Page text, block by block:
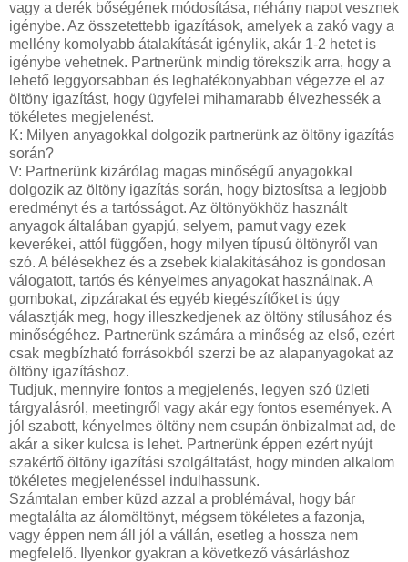
vagy a derék bőségének módosítása, néhány napot vesznek
igénybe. Az összetettebb igazítások, amelyek a zakó vagy a
mellény komolyabb átalakítását igénylik, akár 1-2 hetet is
igénybe vehetnek. Partnerünk mindig törekszik arra, hogy a
lehető leggyorsabban és leghatékonyabban végezze el az
öltöny igazítást, hogy ügyfelei mihamarabb élvezhessék a
tökéletes megjelenést.
K: Milyen anyagokkal dolgozik partnerünk az öltöny igazítás
során?
V: Partnerünk kizárólag magas minőségű anyagokkal
dolgozik az öltöny igazítás során, hogy biztosítsa a legjobb
eredményt és a tartósságot. Az öltönyökhöz használt
anyagok általában gyapjú, selyem, pamut vagy ezek
keverékei, attól függően, hogy milyen típusú öltönyről van
szó. A bélésekhez és a zsebek kialakításához is gondosan
válogatott, tartós és kényelmes anyagokat használnak. A
gombokat, zipzárakat és egyéb kiegészítőket is úgy
választják meg, hogy illeszkedjenek az öltöny stílusához és
minőségéhez. Partnerünk számára a minőség az első, ezért
csak megbízható forrásokból szerzi be az alapanyagokat az
öltöny igazításhoz.
Tudjuk, mennyire fontos a megjelenés, legyen szó üzleti
tárgyalásról, meetingről vagy akár egy fontos események. A
jól szabott, kényelmes öltöny nem csupán önbizalmat ad, de
akár a siker kulcsa is lehet. Partnerünk éppen ezért nyújt
szakértő öltöny igazítási szolgáltatást, hogy minden alkalom
tökéletes megjelenéssel indulhassunk.
Számtalan ember küzd azzal a problémával, hogy bár
megtalálta az álomöltönyt, mégsem tökéletes a fazonja,
vagy éppen nem áll jól a vállán, esetleg a hossza nem
megfelelő. Ilyenkor gyakran a következő vásárláshoz